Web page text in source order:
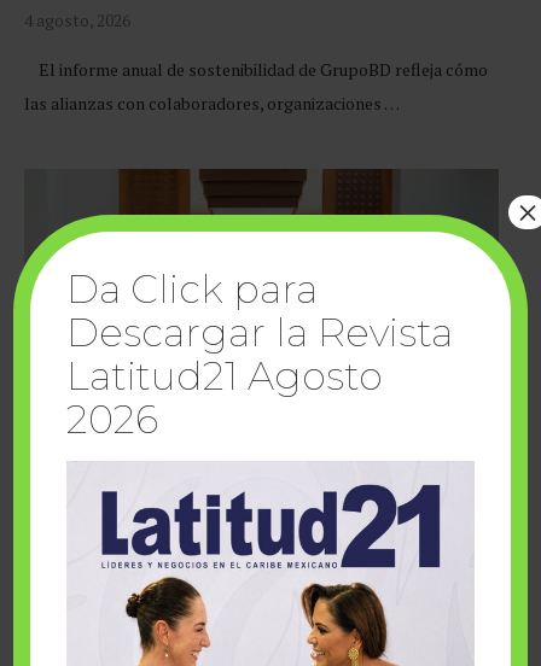
4 agosto, 2026
El informe anual de sostenibilidad de GrupoBD refleja cómo
las alianzas con colaboradores, organizaciones …
Cuando la solidaridad inspira; cumplen
sueños Fairmont Mayakoba y Make-A-Wish
Da Click para
Descargar la Revista
Latitud21 Agosto
2026
×